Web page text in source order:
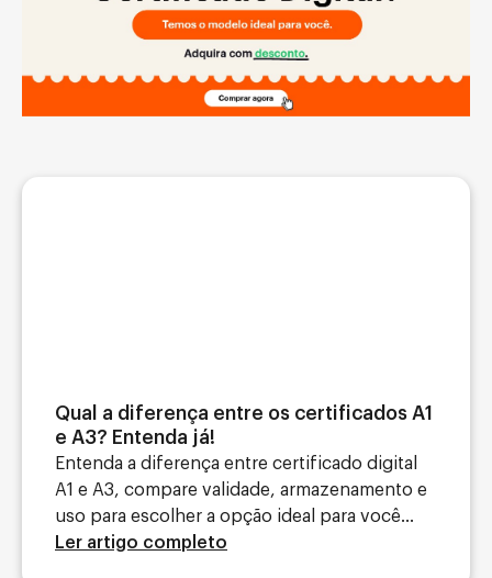
Qual a diferença entre os certificados A1
e A3? Entenda já!
Entenda a diferença entre certificado digital
A1 e A3, compare validade, armazenamento e
uso para escolher a opção ideal para você...
Ler artigo completo